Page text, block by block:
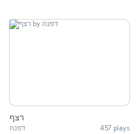
רצף
דפנה 457 plays